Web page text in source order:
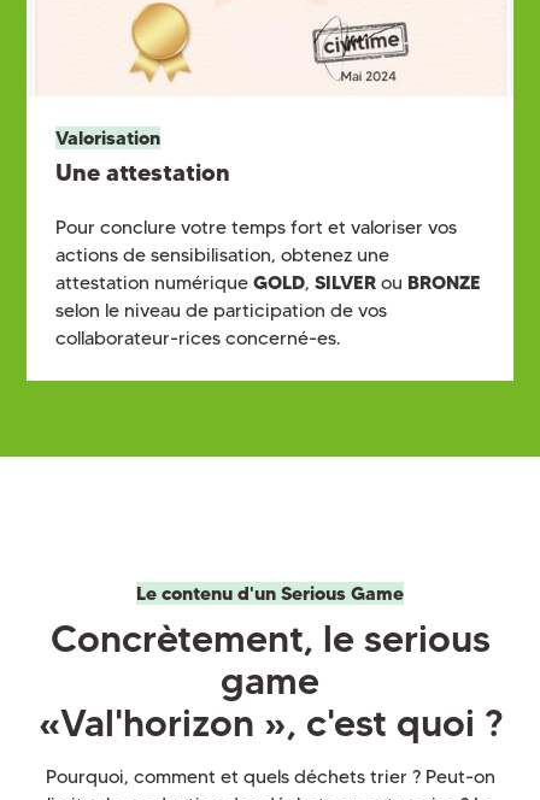
Valorisation
Une attestation
Pour conclure votre temps fort et valoriser vos
actions de sensibilisation, obtenez une
attestation numérique GOLD, SILVER ou BRONZE
selon le niveau de participation de vos
collaborateur-rices concerné-es.
Le contenu d'un Serious Game
Concrètement, le serious
game
«Val'horizon », c'est quoi ?
Pourquoi, comment et quels déchets trier ? Peut-on